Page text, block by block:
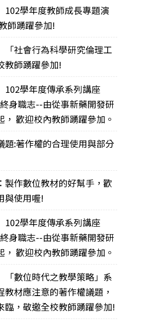
102學年度教師成長專題演
師踴躍參加!
「社會行為科學研究倫理工
教師踴躍參加!
102學年度傳承系列講座
終身職志--由從事新藥開發研
， 歡迎校內教師踴躍參加。
題:著作權的合理使用與部分
製作數位教材的好幫手，歡
與使用喔!
102學年度傳承系列講座
終身職志--由從事新藥開發研
， 歡迎校內教師踴躍參加。
「數位時代之教學策略」系
材應注意的著作權議題，
臨，敬邀全校教師踴躍參加!